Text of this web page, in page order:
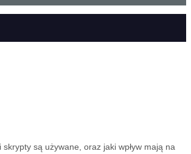
są używane, oraz jaki wpływ mają na